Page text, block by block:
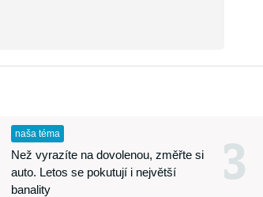
naša téma
Než vyrazíte na dovolenou, změřte si
auto. Letos se pokutují i největší
banality
3